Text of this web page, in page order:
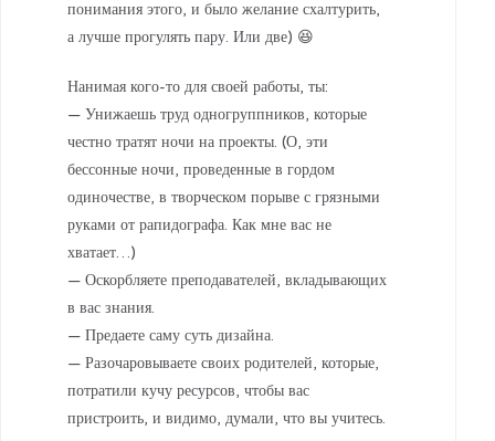
понимания этого, и было желание схалтурить,
а лучше прогулять пару. Или две) 😆
Нанимая кого-то для своей работы, ты:
— Унижаешь труд одногруппников, которые
честно тратят ночи на проекты. (О, эти
бессонные ночи, проведенные в гордом
одиночестве, в творческом порыве с грязными
руками от рапидографа. Как мне вас не
хватает…)
— Оскорбляете преподавателей, вкладывающих
в вас знания.
— Предаете саму суть дизайна.
— Разочаровываете своих родителей, которые,
потратили кучу ресурсов, чтобы вас
пристроить, и видимо, думали, что вы учитесь.